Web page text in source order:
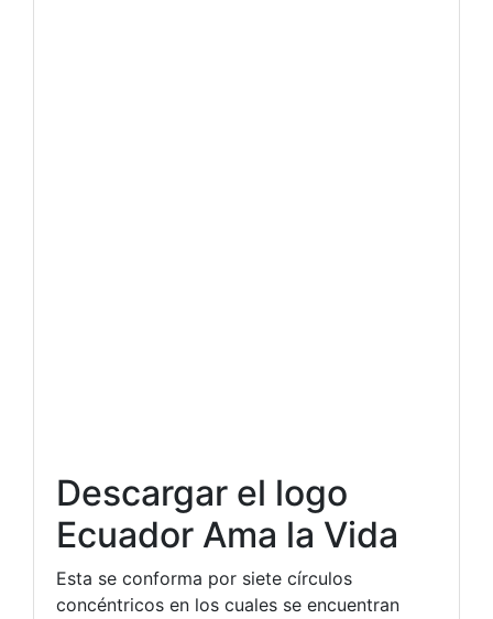
Descargar el logo
Ecuador Ama la Vida
Esta se conforma por siete círculos
concéntricos en los cuales se encuentran